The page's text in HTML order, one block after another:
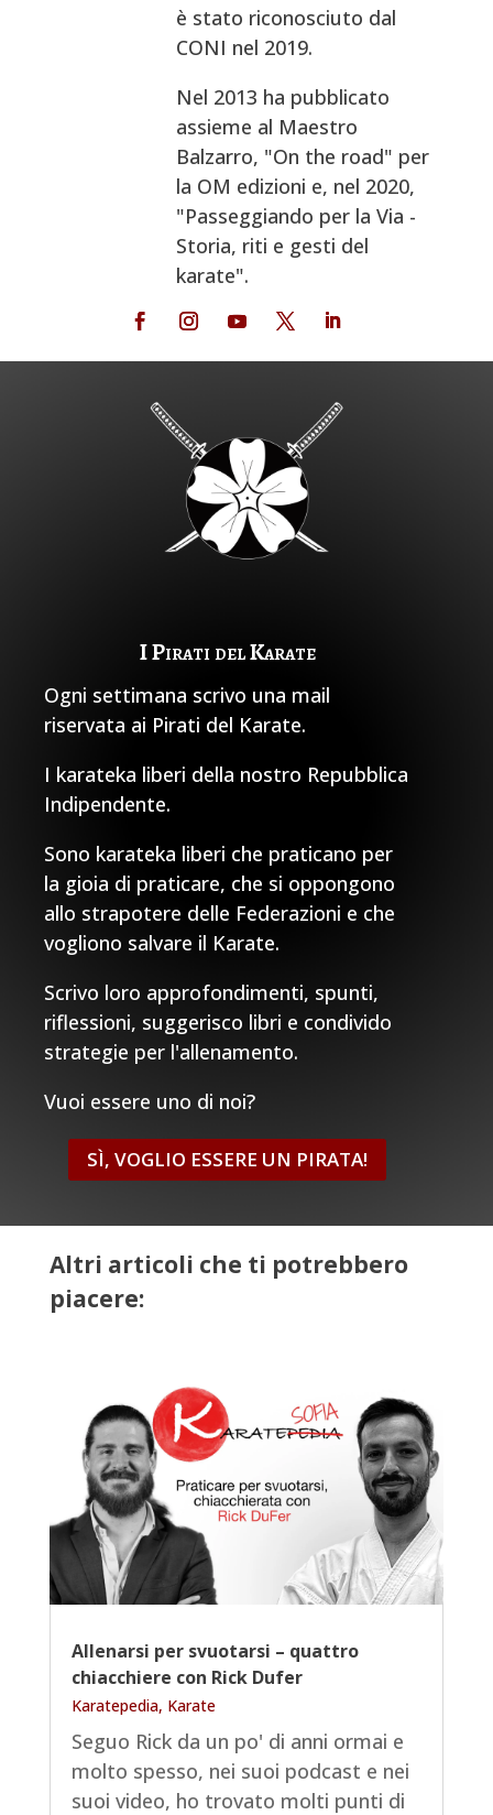
è stato riconosciuto dal
CONI nel 2019.
Nel 2013 ha pubblicato
assieme al Maestro
Balzarro, "On the road" per
la OM edizioni e, nel 2020,
"Passeggiando per la Via -
Storia, riti e gesti del
karate".
I Pirati del Karate
Ogni settimana scrivo una mail
riservata ai Pirati del Karate.
I karateka liberi della nostro Repubblica
Indipendente.
Sono karateka liberi che praticano per
la gioia di praticare, che si oppongono
allo strapotere delle Federazioni e che
vogliono salvare il Karate.
Scrivo loro approfondimenti, spunti,
riflessioni, suggerisco libri e condivido
strategie per l'allenamento.
Vuoi essere uno di noi?
SÌ, VOGLIO ESSERE UN PIRATA!
Altri articoli che ti potrebbero
piacere:
Allenarsi per svuotarsi – quattro
chiacchiere con Rick Dufer
Karatepedia, Karate
Seguo Rick da un po' di anni ormai e
molto spesso, nei suoi podcast e nei
suoi video, ho trovato molti punti di